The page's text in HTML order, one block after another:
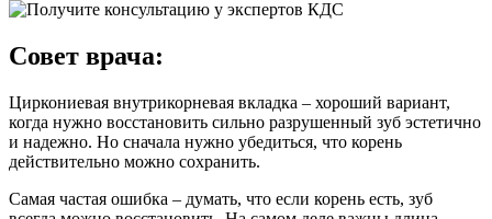
Совет врача:
Циркониевая внутрикорневая вкладка – хороший вариант,
когда нужно восстановить сильно разрушенный зуб эстетично
и надежно. Но сначала нужно убедиться, что корень
действительно можно сохранить.
Самая частая ошибка – думать, что если корень есть, зуб